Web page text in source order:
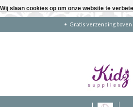
Gratis verzending boven
Wij slaan cookies op om onze website te